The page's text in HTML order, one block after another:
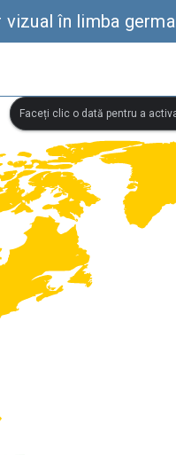
vizual în limba
Faceți clic o dată pentru a